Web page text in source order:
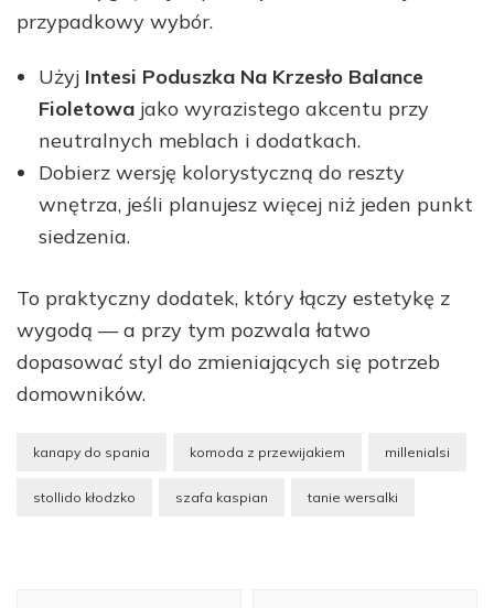
przypadkowy wybór.
Użyj Intesi Poduszka Na Krzesło Balance
Fioletowa jako wyrazistego akcentu przy
neutralnych meblach i dodatkach.
Dobierz wersję kolorystyczną do reszty
wnętrza, jeśli planujesz więcej niż jeden punkt
siedzenia.
To praktyczny dodatek, który łączy estetykę z
wygodą — a przy tym pozwala łatwo
dopasować styl do zmieniających się potrzeb
domowników.
kanapy do spania komoda z przewijakiem millenialsi
stollido kłodzko szafa kaspian tanie wersalki